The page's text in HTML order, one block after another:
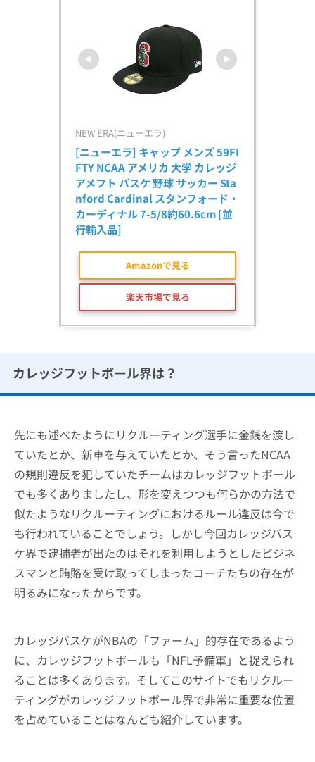
NEW ERA(ニューエラ)
[ニューエラ] キャップ メンズ 59FI
FTY NCAA アメリカ 大学 カレッジ
アメフト バスケ 野球 サッカー Sta
nford Cardinal スタンフォード・
カーディナル 7-5/8約60.6cm [並
行輸入品]
Amazonで見る
楽天市場で見る
カレッジフットボール界は？
先にも述べたようにリクルーティング選手に金銭を渡し
ていたとか、新車を与えていたとか、そう言ったNCAA
の規則違反を犯していたチームはカレッジフットボール
でも多くありましたし、形を変えつつも何らかの方法で
似たようなリクルーティングにおけるルール違反は今で
も行われていることでしょう。しかし今回カレッジバス
ケ界で逮捕者が出たのはそれを利用しようとしたビジネ
スマンと賄賂を受け取ってしまったコーチたちの存在が
明るみになったからです。
カレッジバスケがNBAの「ファーム」的存在であるよう
に、カレッジフットボールも「NFL予備軍」と捉えられ
ることは多くあります。そしてこのサイトでもリクルー
ティングがカレッジフットボール界で非常に重要な位置
を占めていることはなんども紹介しています。